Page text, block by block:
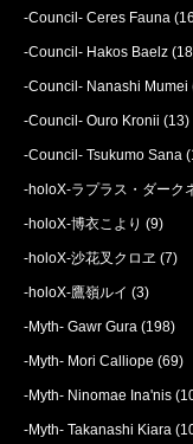
-Council- Ceres Fauna
-Council- Hakos Baelz
-Council- Nanashi Mumei
-Council- Ouro Kronii (13)
-Council- Tsukumo Sana
-holoX-ラプラス・ダーク
-holoX-博衣こより (9)
-holoX-沙花叉クロヱ (7)
-holoX-鷹嶺ルイ (3)
-Myth- Gawr Gura (198)
-Myth- Mori Calliope (69)
-Myth- Ninomae Ina'nis
-Myth- Takanashi Kiara